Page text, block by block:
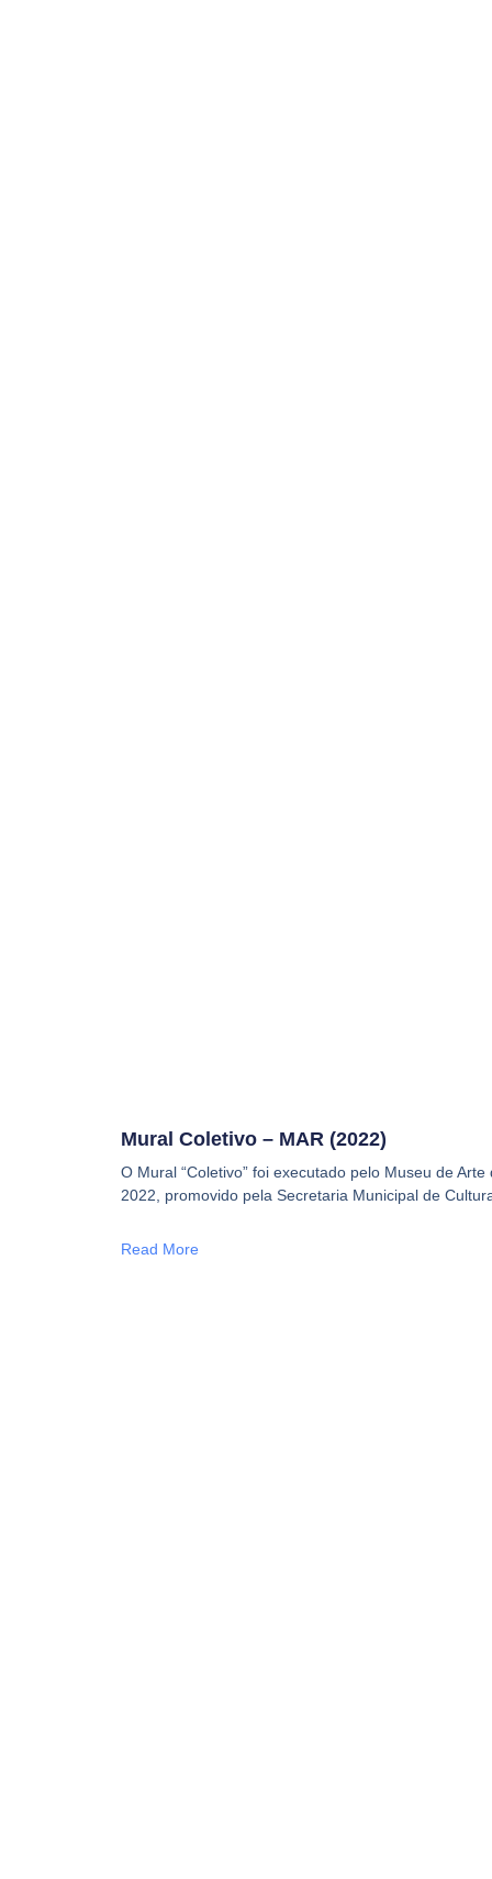
Mural Coletivo – MAR (2022)
O Mural “Coletivo” foi executado pelo Museu de
2022, promovido pela Secretaria Municipal de
Read More